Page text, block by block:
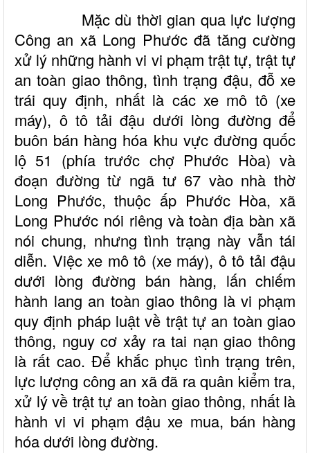
Mặc dù thời gian qua lực lượng
Công an xã Long Phước đã tăng cường
xử lý những hành vi vi phạm trật tự, trật tự
an toàn giao thông, tình trạng đậu, đỗ xe
trái quy định, nhất là các xe mô tô (xe
máy), ô tô tải đậu dưới lòng đường để
buôn bán hàng hóa khu vực đường quốc
lộ 51 (phía trước chợ Phước Hòa) và
đoạn đường từ ngã tư 67 vào nhà thờ
Long Phước, thuộc ấp Phước Hòa, xã
Long Phước nói riêng và toàn địa bàn xã
nói chung, nhưng tình trạng này vẫn tái
diễn. Việc xe mô tô (xe máy), ô tô tải đậu
dưới lòng đường bán hàng, lấn chiếm
hành lang an toàn giao thông là vi phạm
quy định pháp luật về trật tự an toàn giao
thông, nguy cơ xảy ra tai nạn giao thông
là rất cao. Ðể khắc phục tình trạng trên,
lực lượng công an xã đã ra quân kiểm tra,
xử lý về trật tự an toàn giao thông, nhất là
hành vi vi phạm đậu xe mua, bán hàng
hóa dưới lòng đường.